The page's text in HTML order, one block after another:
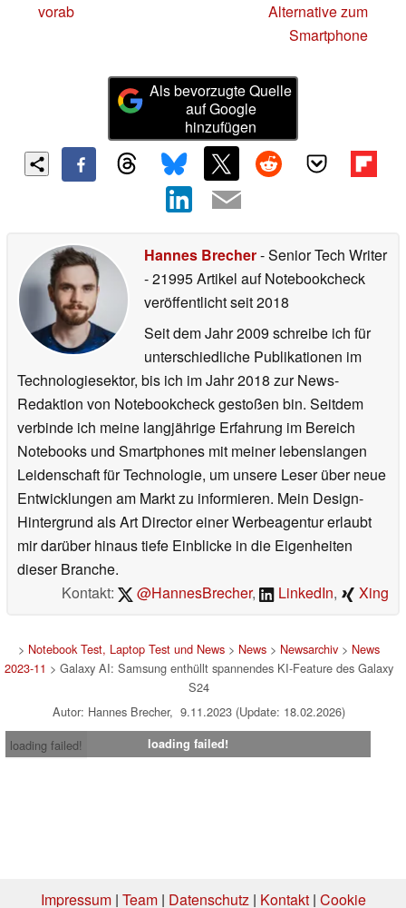
vorab
Alternative zum
Smartphone
Als bevorzugte Quelle
auf Google
hinzufügen
Hannes Brecher- Senior Tech Writer
- 21995 Artikel auf Notebookcheck
veröffentlichtseit 2018
Seit dem Jahr 2009 schreibe ich für
unterschiedliche Publikationen im
Technologiesektor, bis ich im Jahr 2018 zur News-
Redaktion von Notebookcheck gestoßen bin. Seitdem
verbinde ich meine langjährige Erfahrung im Bereich
Notebooks und Smartphones mit meiner lebenslangen
Leidenschaft für Technologie, um unsere Leser über neue
Entwicklungen am Markt zu informieren. Mein Design-
Hintergrund als Art Director einer Werbeagentur erlaubt
mir darüber hinaus tiefe Einblicke in die Eigenheiten
dieser Branche.
Kontakt:
@HannesBrecher, LinkedIn, Xing
> Notebook Test, Laptop Test und News> News> Newsarchiv> News
2023-11 > Galaxy AI: Samsung enthüllt spannendes KI-Feature des Galaxy
S24
Autor: Hannes Brecher, 9.11.2023 (Update: 18.02.2026)
loading failed!
loading failed!
Impressum| Team| Datenschutz| Kontakt| Cookie